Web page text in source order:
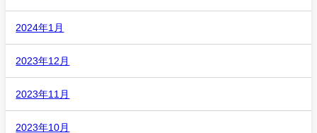
2024年1月
2023年12月
2023年11月
2023年10月